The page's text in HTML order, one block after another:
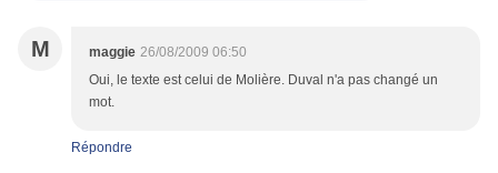
M maggie 26/08/2009 06:50
Oui, le texte est celui de Molière. Duval n'a pas changé un
mot.
Répondre